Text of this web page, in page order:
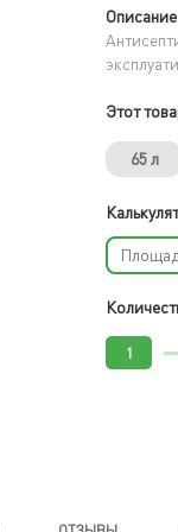
Этот
65 л